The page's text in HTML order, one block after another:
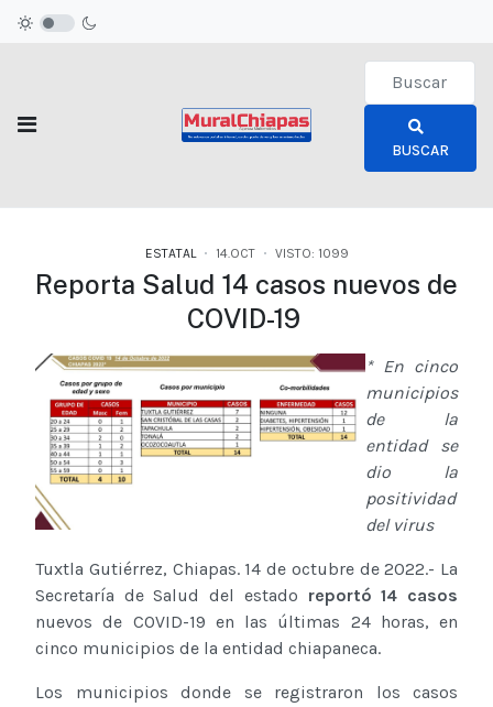
Type 2 or
BUSCAR
ESTATAL 14.OCT VISTO: 1099
Reporta Salud 14 casos nuevos de
COVID-19
* En cinco
municipios
de la
entidad se
dio la
positividad
del virus
Tuxtla Gutiérrez, Chiapas. 14 de octubre de 2022.- La
Secretaría de Salud del estado reportó 14 casos
nuevos de COVID-19 en las últimas 24 horas, en
cinco municipios de la entidad chiapaneca.
Los municipios donde se registraron los casos